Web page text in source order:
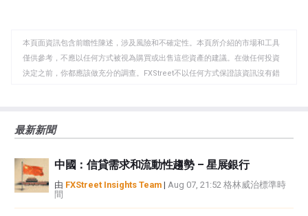
板
本頁面資訊包含前瞻性陳述，涉及風險和不確定性。本頁所介紹的市場和工具
僅供參考，不應以任何方式被視為購買或出售這些資產的建議。在做任何投資
決定之前，你都應該做充分的調查。FXStreet不以任何方式保證該資訊沒有錯
觀點，並不代表FXStreet或其廣告商的官方政策或立場。作者不對本頁連結的
如果文章正文中沒有明確提到，在撰寫本文時，作者在本文中提到的任何股票
中都沒有頭寸，也沒有與文中提到的任何公司有業務關係。除了FXStreet，作
者沒有收到撰寫這篇文章的報酬。
FXStreet和作者不提供個性化的建議。作者對該資訊的準確性、完整性或適用
最新新聞
中國：信貸需求和流動性趨勢 – 星展銀行
由 FXStreet Insights Team | Aug 07, 21:52 格林威治標準時
間